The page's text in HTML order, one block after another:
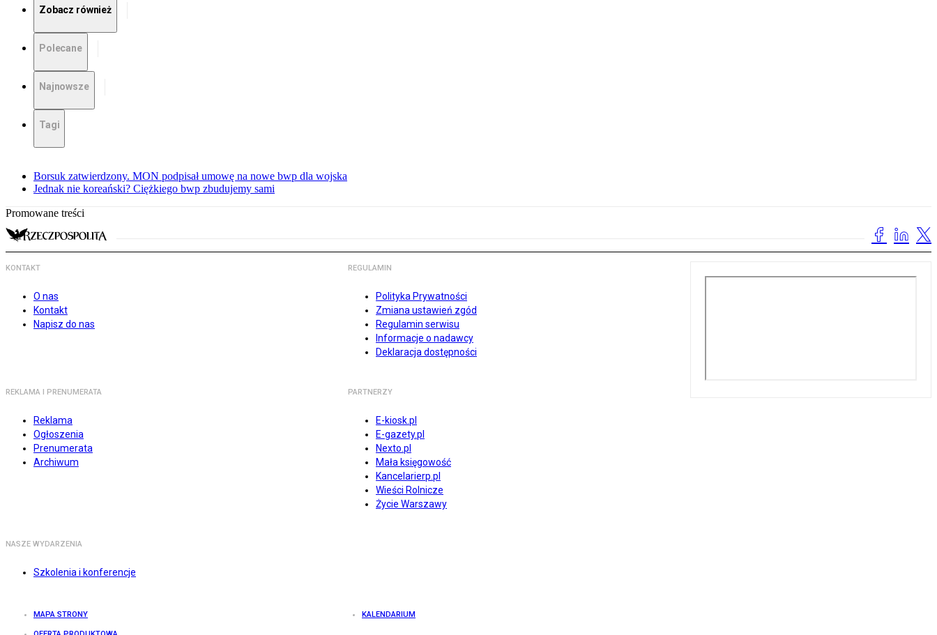
Zobacz również
Polecane
Najnowsze
Tagi
Borsuk zatwierdzony. MON podpisał umowę na nowe bwp dla wojska
Jednak nie koreański? Ciężkiego bwp zbudujemy sami
Promowane treści
KONTAKT
O nas
Kontakt
Napisz do nas
REGULAMIN
Polityka Prywatności
Zmiana ustawień zgód
Regulamin serwisu
Informacje o nadawcy
Deklaracja dostępności
REKLAMA I PRENUMERATA
Reklama
Ogłoszenia
Prenumerata
Archiwum
PARTNERZY
E-kiosk.pl
E-gazety.pl
Nexto.pl
Mała księgowość
Kancelarierp.pl
Wieści Rolnicze
Życie Warszawy
NASZE WYDARZENIA
Szkolenia i konferencje
MAPA STRONY KALENDARIUM